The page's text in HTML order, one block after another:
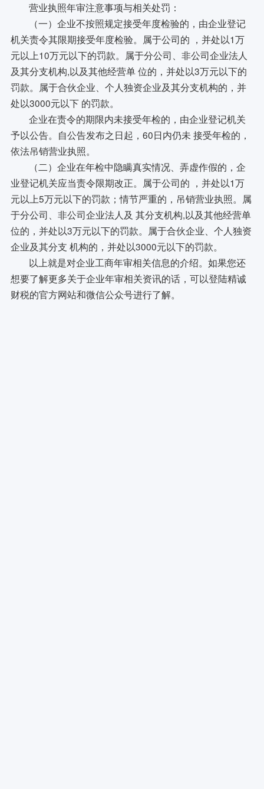
营业执照年审注意事项与相关处罚：
（一）企业不按照规定接受年度检验的，由企业登记
机关责令其限期接受年度检验。属于公司的 ，并处以1万
元以上10万元以下的罚款。属于分公司、非公司企业法人
及其分支机构,以及其他经营单 位的，并处以3万元以下的
罚款。属于合伙企业、个人独资企业及其分支机构的，并
处以3000元以下 的罚款。
企业在责令的期限内未接受年检的，由企业登记机关
予以公告。自公告发布之日起，60日内仍未 接受年检的，
依法吊销营业执照。
（二）企业在年检中隐瞒真实情况、弄虚作假的，企
业登记机关应当责令限期改正。属于公司的 ，并处以1万
元以上5万元以下的罚款；情节严重的，吊销营业执照。属
于分公司、非公司企业法人及 其分支机构,以及其他经营单
位的，并处以3万元以下的罚款。属于合伙企业、个人独资
企业及其分支 机构的，并处以3000元以下的罚款。
以上就是对企业工商年审相关信息的介绍。如果您还
想要了解更多关于企业年审相关资讯的话，可以登陆精诚
财税的官方网站和微信公众号进行了解。